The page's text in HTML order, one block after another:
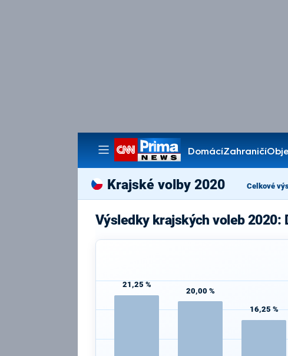
DomácíZahraničí
Pořady
Krajské volby 2020 Celkové
Výsledky krajských voleb 2020:
21,25 %
20,00 %
16,25 %